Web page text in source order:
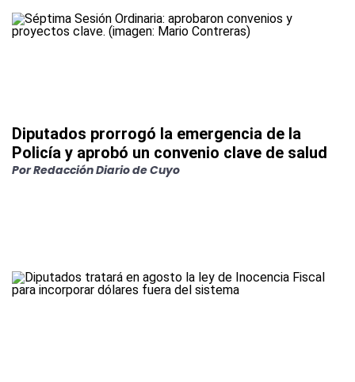
Diputados prorrogó la emergencia de la
Policía y aprobó un convenio clave de salud
Por Redacción Diario de Cuyo